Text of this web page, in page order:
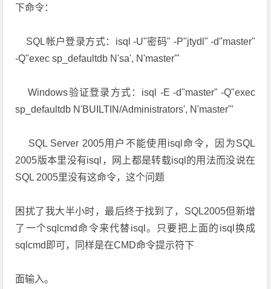
下命令：
SQL帐户登录方式：isql -U"密码" -P"jtydl" -d"master"
-Q"exec sp_defaultdb N'sa', N'master'"
Windows验证登录方式：isql -E -d"master" -Q"exec
sp_defaultdb N'BUILTIN/Administrators', N'master'"
SQL Server 2005用户不能使用isql命令，因为SQL
2005版本里没有isql，网上都是转载isql的用法而没说在
SQL 2005里没有这命令，这个问题
困扰了我大半小时，最后终于找到了，SQL2005但新增
了一个sqlcmd命令来代替isql。只要把上面的isql换成
sqlcmd即可，同样是在CMD命令提示符下
面输入。